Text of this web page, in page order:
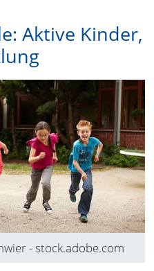
Aktive Kinder,
- stock.adobe.com